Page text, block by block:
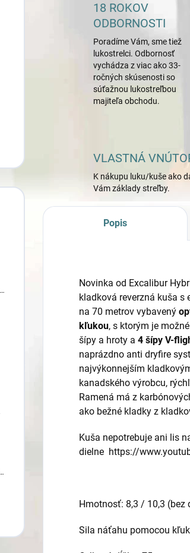
18 ROKOV
ODBORNOSTI
Poradíme Vám, sme tiež
lukostrelci. Odbornosť
vychádza z viac ako 33-
ročných skúsenosti so
súťažnou lukostreľbou
majiteľa obchodu.
VLASTNÁ
K nákupu luku/kuše ako
Vám základy streľby.
Popis
Novinka od Excalibur
kladková reverzná kuša
na 70 metrov vybavený
kľukou, s ktorým je
šípy a hroty a 4 šípy V-
naprázdno anti dryfire
najvýkonnejším
kanadského výrobcu,
Ramená má z
ako bežné kladky z
Kuša nepotrebuje ani lis
dielne https://
Hmotnosť: 8,3 / 10,3 (bez
Sila náťahu pomocou